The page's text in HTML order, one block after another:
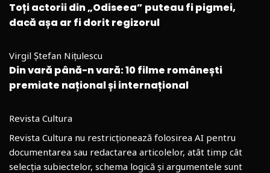
Toți actorii din „Odiseea” puteau fi pigmei,
dacă așa ar fi dorit regizorul
Virgil Ștefan Nițulescu
Din vară până-n vară: 10 filme românești
premiate național și internațional
Revista Cultura
Revista Cultura nu restricționează folosirea AI pentru
documentarea sau redactarea articolelor, atât timp cât
selecția subiectelor, schema logică și argumentele sunt